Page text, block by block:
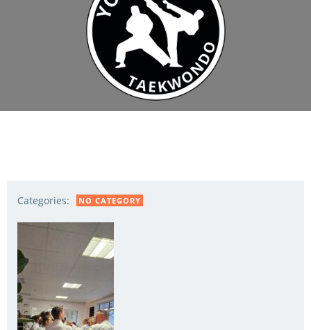
Categories: NO CATEGORY